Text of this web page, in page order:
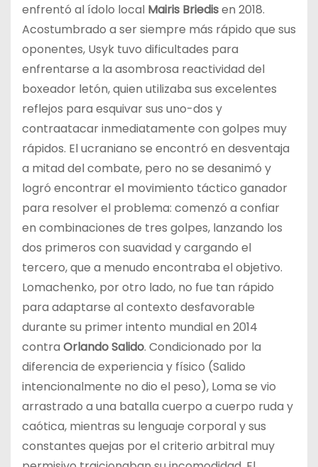
enfrentó al ídolo local Mairis Briedisen 2018.
Acostumbrado a ser siempre más rápido que sus
oponentes, Usyk tuvo dificultades para
enfrentarse a la asombrosa reactividad del
boxeador letón, quien utilizaba sus excelentes
reflejos para esquivar sus uno-dos y
contraatacar inmediatamente con golpes muy
rápidos. El ucraniano se encontró en desventaja
a mitad del combate, pero no se desanimó y
logró encontrar el movimiento táctico ganador
para resolver el problema: comenzó a confiar
en combinaciones de tres golpes, lanzando los
dos primeros con suavidad y cargando el
tercero, que a menudo encontraba el objetivo.
Lomachenko, por otro lado, no fue tan rápido
para adaptarse al contexto desfavorable
durante su primer intento mundial en 2014
contra Orlando Salido. Condicionado por la
diferencia de experiencia y físico (Salido
intencionalmente no dio el peso), Loma se vio
arrastrado a una batalla cuerpo a cuerpo ruda y
caótica, mientras su lenguaje corporal y sus
constantes quejas por el criterio arbitral muy